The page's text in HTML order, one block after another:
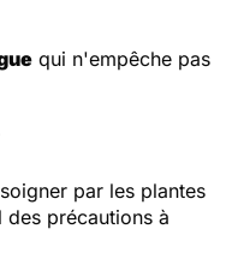
qui n'empêche pas
par les plantes
précautions à